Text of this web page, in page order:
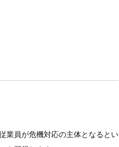
業員が危機対応の主体となるとい